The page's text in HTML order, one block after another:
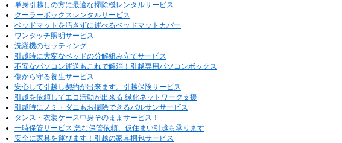
単身引越しの方に最適な掃除機レンタルサービス
クーラーボックスレンタルサービス
ベッドマットを汚さずに運べるベッドマットカバー
ワンタッチ照明サービス
洗濯機のセッティング
引越時に大変なベッドの分解組み立てサービス
不安なパソコン運送もこれで解消！引越専用パソコンボックス
傷から守る養生サービス
安心して引越し契約が出来ます。引越保険サービス
引越を依頼してエコ活動が出来る 緑化ネットワーク支援
引越時にノミ・ダニもお掃除できるバルサンサービス
タンス・衣装ケース中身そのままサービス！
一時保管サービス:急な保管依頼、仮住まい引越も承ります
安全に家具を運びます！引越の家具梱包サービス